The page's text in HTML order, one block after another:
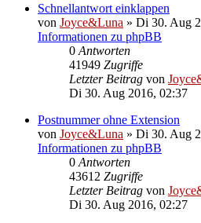
Schnellantwort einklappen
von Joyce&Luna » Di 30. Aug
Informationen zu phpBB
0 Antworten
41949 Zugriffe
Letzter Beitrag von
Di 30. Aug 2016, 02:37
Postnummer ohne Extension
von Joyce&Luna » Di 30. Aug
Informationen zu phpBB
0 Antworten
43612 Zugriffe
Letzter Beitrag von
Di 30. Aug 2016, 02:27